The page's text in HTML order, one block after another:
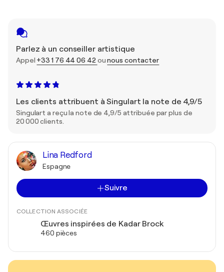
Parlez à un conseiller artistique
Appel +33 1 76 44 06 42 ounous contacter
Les clients attribuent à Singulart la note de 4,9/5
Singulart a reçu la note de 4,9/5 attribuée par plus de
20 000 clients.
Lina Redford
Espagne
Suivre
COLLECTION ASSOCIÉE
Œuvres inspirées de Kadar Brock
460 pièces